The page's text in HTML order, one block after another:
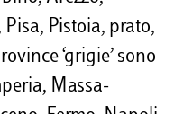
Pistoia, prato,
‘grigie’ sono
Massa-